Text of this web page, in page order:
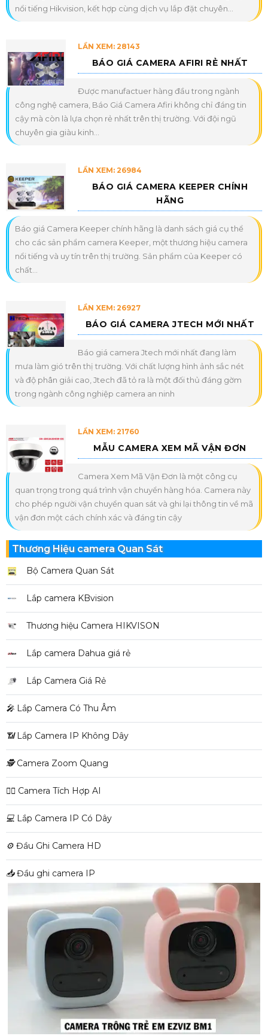
nổi tiếng Hikvision, kết hợp cùng dịch vụ lắp đặt chuyên...
LẦN XEM: 28143
BÁO GIÁ CAMERA AFIRI RẺ NHẤT
Được manufactuer hàng đầu trong ngành
công nghệ camera, Báo Giá Camera Afiri không chỉ đáng tin
cậy mà còn là lựa chọn rẻ nhất trên thị trường. Với đội ngũ
chuyên gia giàu kinh...
LẦN XEM: 26984
BÁO GIÁ CAMERA KEEPER CHÍNH
HÃNG
Báo giá Camera Keeper chính hãng là danh sách giá cụ thể
cho các sản phẩm camera Keeper, một thương hiệu camera
nổi tiếng và uy tín trên thị trường. Sản phẩm của Keeper có
chất...
LẦN XEM: 26927
BÁO GIÁ CAMERA JTECH MỚI NHẤT
Báo giá camera Jtech mới nhất đang làm
mưa làm gió trên thị trường. Với chất lượng hình ảnh sắc nét
và độ phân giải cao, Jtech đã tỏ ra là một đối thủ đáng gờm
trong ngành công nghiệp camera an ninh
LẦN XEM: 21760
MẪU CAMERA XEM MÃ VẬN ĐƠN
Camera Xem Mã Vận Đơn là một công cụ
quan trọng trong quá trình vận chuyển hàng hóa. Camera này
cho phép người vận chuyển quan sát và ghi lại thông tin về mã
vận đơn một cách chính xác và đáng tin cậy
Thương Hiệu camera Quan Sát
Bộ Camera Quan Sát
Lắp camera KBvision
Thương hiệu Camera HIKVISON
Lắp camera Dahua giá rẻ
Lắp Camera Giá Rẻ
️🎤️ Lắp Camera Có Thu Âm
📶 Lắp Camera IP Không Dây
🕵️Camera Zoom Quang
🧛‍♀️ Camera Tích Hợp AI
💻 Lắp Camera IP Có Dây
⚙️ Đầu Ghi Camera HD
📥Đầu ghi camera IP